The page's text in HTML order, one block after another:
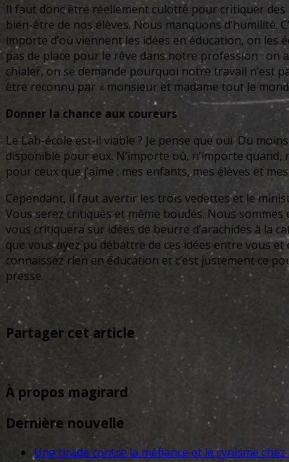
Il faut donc être réellement culotté pour critiquer
bien-être de nos élèves. Nous manquons d’humilité.
importe d’où viennent les idées en éducation, on les
pas de place pour le rêve dans notre profession : on
chialer, on se demande pourquoi notre travail n’est
être reconnu par « monsieur et madame tout le
Donner la chance aux coureurs
Le Lab-école est-il viable ? Je pense que oui. Du
disponible pour eux. N’importe où, n’importe
pour ceux que j’aime : mes enfants, mes élèves et
Cependant, il faut avertir les trois vedettes et le
Vous serez critiqués et même boudés. Nous
vous critiquera sur idées de beurre d’arachides à la
que vous ayez pu débattre de ces idées entre vous
connaissez rien en éducation et c’est justement ce
presse.
Partager cet article
À propos magirard
Dernière nouvelle
Une tirade contre la méfiance et le cynisme